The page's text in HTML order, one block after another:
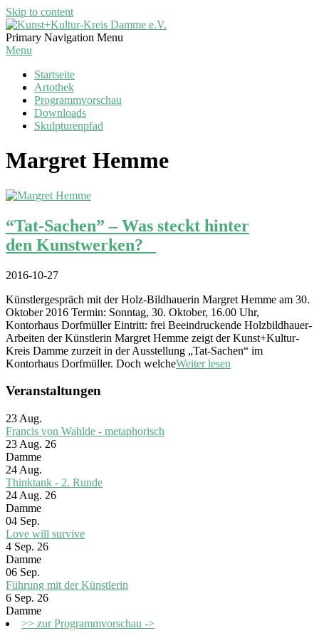
Skip to content
Kunst+Kultur-
Kreis
Primary Navigation Menu
Menu
Startseite
Artothek
Programmvorschau
Downloads
Skulpturenpfad
Margret Hemme
“Tat-Sachen” – Was steckt hinter
den Kunstwerken?
2016-10-27
Künstlergespräch mit der Holz-Bildhauerin Margret Hemme am 30.
Oktober 2016 Termin: Sonntag, 30. Oktober, 16.00 Uhr,
Kontorhaus Dorfmüller Eintritt: frei Beeindruckende Holzbildhauer-
Arbeiten der Künstlerin Margret Hemme zeigt der Kunst+Kultur-
Kreis Damme zurzeit in der Ausstellung „Tat-Sachen“ im
Kontorhaus Dorfmüller. Doch welcheWeiter lesen
Veranstaltungen
23 Aug.
Francis von Wahlde - metaphorisch
23 Aug. 26
Damme
24 Aug.
Thinktank - 2. Runde
24 Aug. 26
Damme
04 Sep.
Love will survive
4 Sep. 26
Damme
06 Sep.
Führung mit der Künstlerin
6 Sep. 26
Damme
>> zur Programmvorschau ->